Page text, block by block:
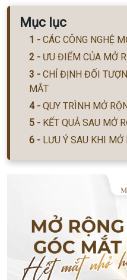
Mục lục
CÁC CÔNG NGHỆ
ƯU ĐIỂM CỦA MỞ
CHỈ ĐỊNH ĐỐI
MẮT
QUY TRÌNH MỞ
KẾT QUẢ SAU MỞ
LƯU Ý SAU KHI MỞ